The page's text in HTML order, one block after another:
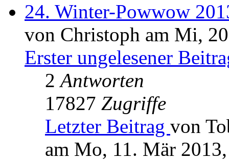
24. Winter-Powwow
von Christoph am Mi,
Erster ungelesener
2Antworten
17827 Zugriffe
Letzter Beitrag von
am Mo, 11. Mär